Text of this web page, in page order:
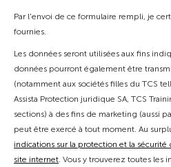
Par l'envoi de ce formulaire rempli, je
fournies.
Les données seront utilisées aux fins
données pourront également être
(notamment aux sociétés filles du TCS
Assista Protection juridique SA, TCS
sections) à des fins de marketing (aussi
peut être exercé à tout moment. Au
indications sur la protection et la
site internet. Vous y trouverez toutes les